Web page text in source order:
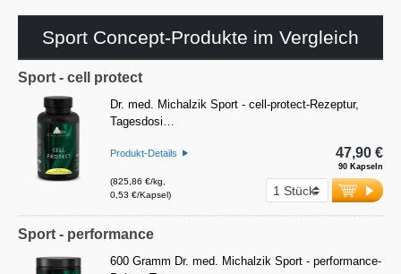
Sport Concept-Produkte im Vergleich
Sport - cell protect
Dr. med. Michalzik Sport - cell-protect-Rezeptur,
Tagesdosi…
Produkt-Details
(825,86 €/kg,
0,53 €/Kapsel)
90 Kapseln
47,90 €
Sport - performance
600 Gramm Dr. med. Michalzik Sport - performance-